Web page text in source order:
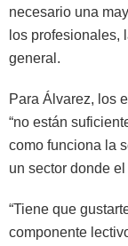
necesario una
los profesionales,
general.
Para Álvarez, los
“no están
como funciona la
un sector donde
“Tiene que
componente